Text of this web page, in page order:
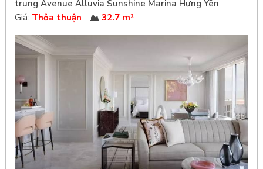
trung Avenue Alluvia Sunshine Marina Hưng Yên
Giá: Thỏa thuận 32.7 m²